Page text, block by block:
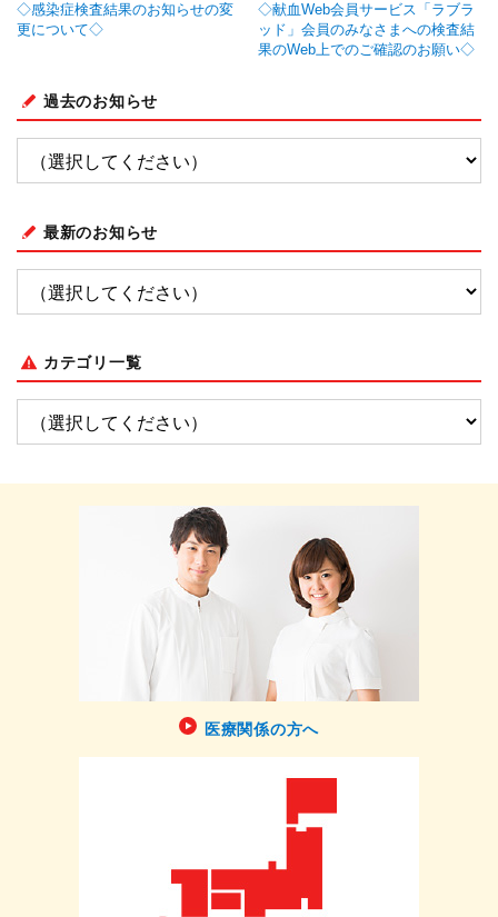
◇感染症検査結果のお知らせの変
更について◇
◇献血Web会員サービス「ラブラ
ッド」会員のみなさまへの検査結
果のWeb上でのご確認のお願い◇
過去のお知らせ
最新のお知らせ
カテゴリ一覧
医療関係の方へ